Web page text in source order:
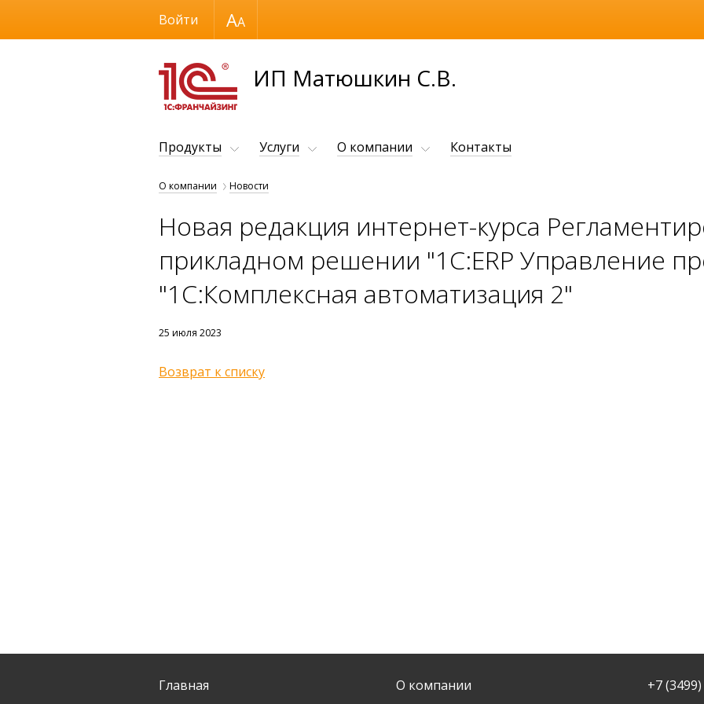
Размер шрифта
ИП Матюшкин С.В.
Войти
Продукты Услуги О компании Контакты
О компании Новости
Новая редакция интернет-курса
прикладном решении "1С:ERP Управление
"1С:Комплексная автоматизация 2"
25 июля 2023
Возврат к списку
Главная
О компании
+7